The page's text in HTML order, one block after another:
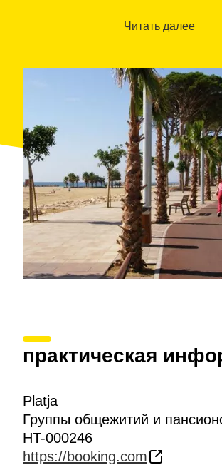
Читать далее
практическая
Platja
Группы общежитий и
HT-000246
https://booking.com